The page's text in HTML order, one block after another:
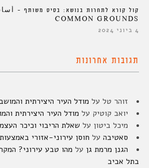
קול קורא לתחרות בנושא: בסיס משותף –
COMMON GROUNDS
4 ביוני 2024
תגובות אחרונות
זוהר טל על מודל העיר היצירתית
יואב קוטיק על מודל העיר היצירתית
מיכל ביטון על שאלת הריבוי וכיכר
סאטיבה על חוסן עירוני-אזורי
הגנן מרמת גן על מהו טבע עירוני?
בתל אביב